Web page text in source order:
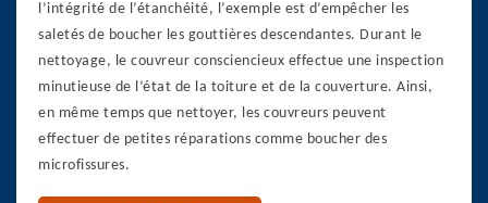
l’intégrité de l’étanchéité, l’exemple est d’empêcher les
saletés de boucher les gouttières descendantes. Durant le
nettoyage, le couvreur consciencieux effectue une inspection
minutieuse de l’état de la toiture et de la couverture. Ainsi,
en même temps que nettoyer, les couvreurs peuvent
effectuer de petites réparations comme boucher des
microfissures.